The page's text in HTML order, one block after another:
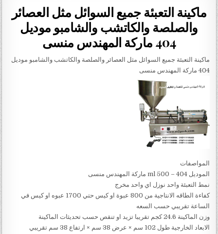
ماكينة التعبئة جميع السوائل مثل العصائر
والصلصة والكاتشب والشامبو موديل
404 ماركة المهندس منسى
ماكينة التعبئة جميع السوائل مثل العصائر والصلصة والكاتشب والشامبو موديل
404 ماركة المهندس منسى
المواصفات
الموديل 404 – 500 ml ماركة المهندس منسى
نمط التعبئة واحد نوزل اي واحد مخرج
كفاءة الطاقه الانتاجية من 800 عبوة او كيس حتي 1700 عبوه او كيس في
الساعة تقريبي حسب السعه
وزن الماكينة 24.6 كجم تقريبا تزيد او تنقص حسب تحديثات الماكينة
الابعاد الخارجية طول 102 سم × عرض 38 سم × ارتفاع 38 سم تقريبي